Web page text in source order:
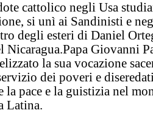
cattolico negli Usa
si unì ai Sandinisti e
degli esteri di Daniel
Nicaragua.Papa Giovanni
la sua vocazione
dei poveri e
la pace e la guistizia nel
Latina.